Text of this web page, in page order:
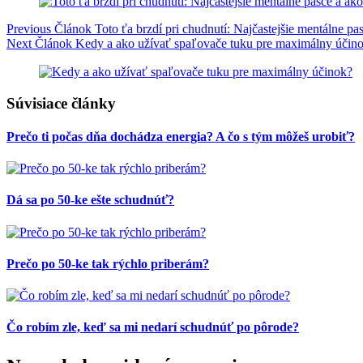
Previous Článok Toto ťa brzdí pri chudnutí: Najčastejšie mentálne
Next Článok Kedy a ako užívať spaľovače tuku pre maximálny
Súvisiace články
Prečo ti počas dňa dochádza energia? A čo s tým môžeš urobiť?
Dá sa po 50-ke ešte schudnúť?
Prečo po 50-ke tak rýchlo priberám?
Čo robím zle, keď sa mi nedarí schudnúť po pôrode?